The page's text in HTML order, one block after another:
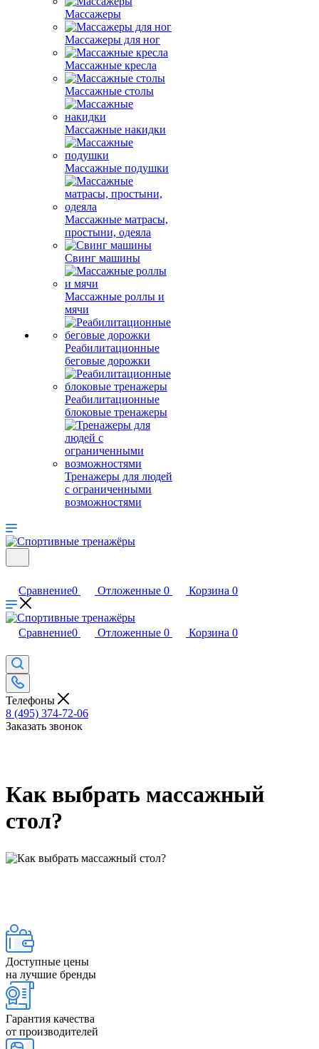
Массажеры
Массажеры для ног
Массажные кресла
Массажные столы
Массажные накидки
Массажные подушки
Массажные матрасы,
простыни, одеяла
Свинг машины
Массажные роллы и
мячи
Реабилитационные
беговые дорожки
Реабилитационные
блоковые тренажеры
Тренажеры для людей
с ограниченными
возможностями
Сравнение0 Отложенные 0 Корзина 0
Сравнение0 Отложенные 0 Корзина 0
Телефоны
8 (495) 374-72-06
Заказать звонок
Как выбрать массажный
стол?
Доступные цены
на лучшие бренды
Гарантия качества
от производителей